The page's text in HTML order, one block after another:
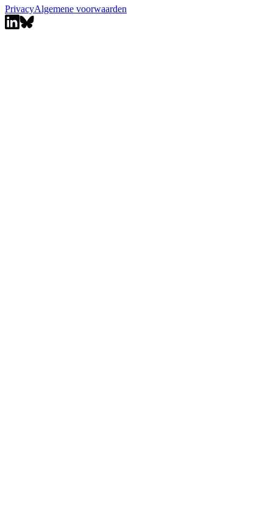
PrivacyAlgemene voorwaarden